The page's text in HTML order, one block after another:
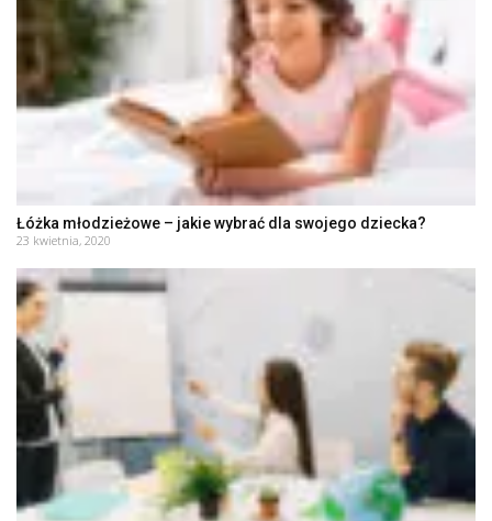
Łóżka młodzieżowe – jakie wybrać dla swojego dziecka?
23 kwietnia, 2020